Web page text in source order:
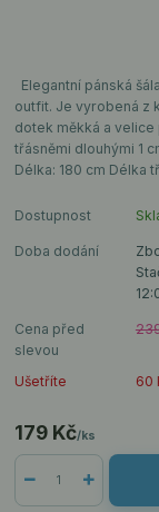
Elegantní pánská
outfit. Je vyrobená z
dotek měkká a velice
třásněmi dlouhými 1
Délka: 180 cm Délka
Dostupnost
Doba dodání
Cena před
slevou
Ušetříte 60
179 Kč/ks